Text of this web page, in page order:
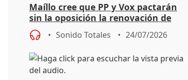
Maíllo cree que PP y Vox pactarán
sin la oposición la renovación de
órganos como el Defensor
Sonido Totales 24/07/2026